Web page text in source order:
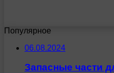
Популярное
06.08.2024
Запасные части